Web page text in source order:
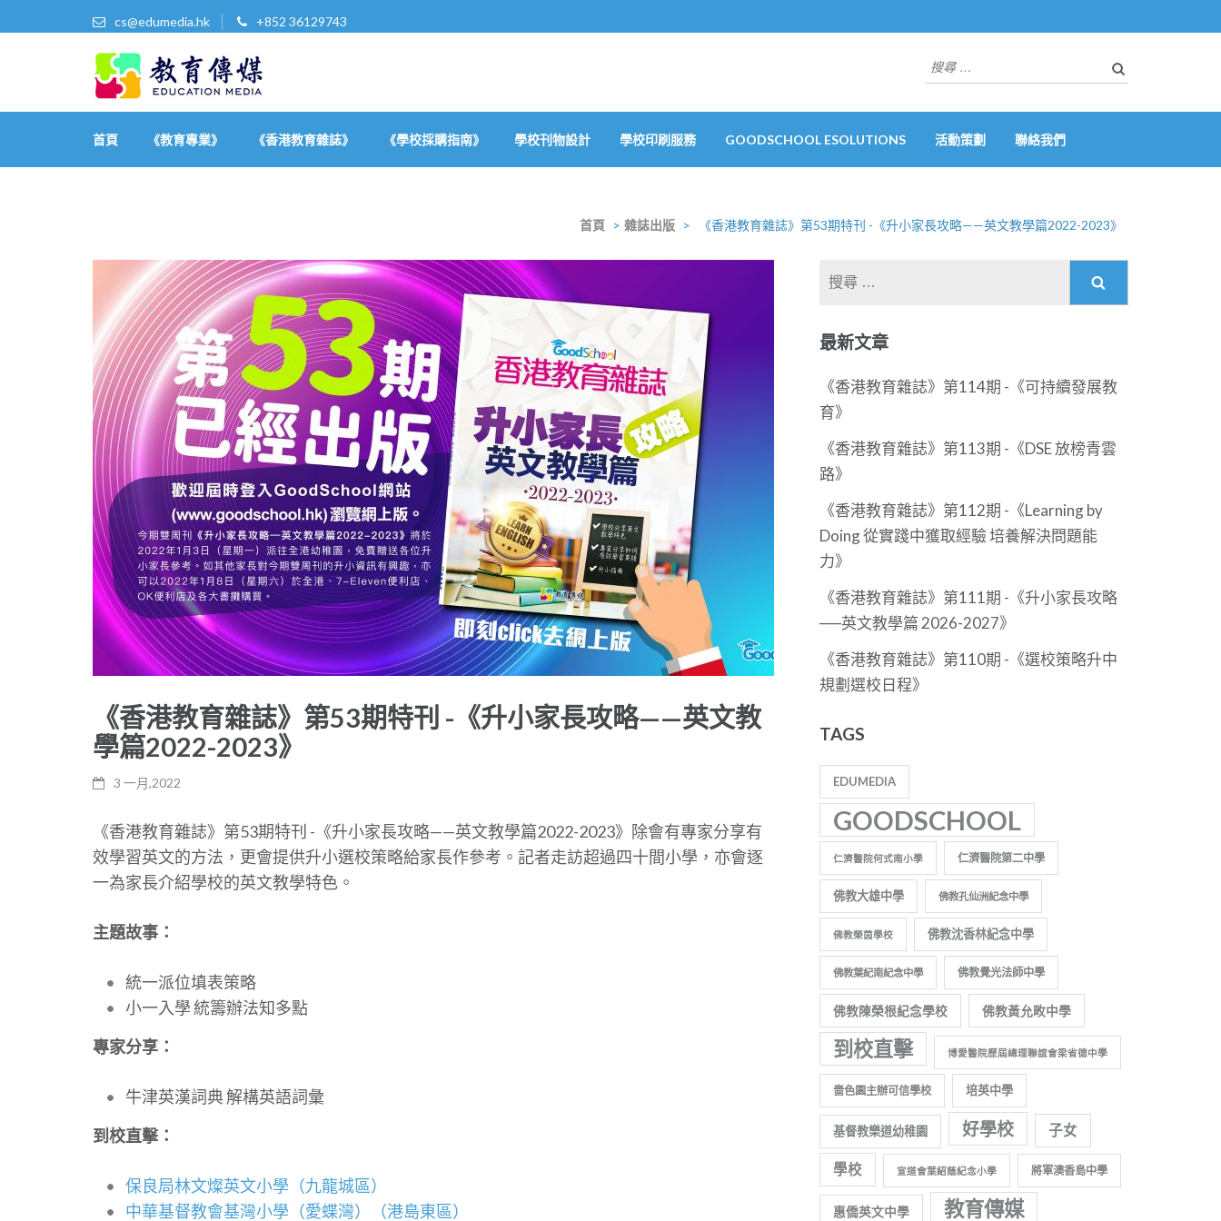
cs@edumedia.hk +852 36129743
教育傳媒集團有限公司
搜
尋
關
於：
首頁 《教育專業》 《香港教育雜誌》 《學校採購指南》 學校刊物設計 學校印刷服務 GOODSCHOOL ESOLUTIONS 活動策劃 聯絡我們
首頁 > 雜誌出版 > 《香港教育雜誌》第53期特刊 -《升小家長攻略——英文教學篇2022-2023》
《香港教育雜誌》第53期特刊 -《升小家長攻略——英文教
學篇2022-2023》
3 一月,2022
《香港教育雜誌》第53期特刊 -《升小家長攻略——英文教學篇2022-2023》除會有專家分享有
效學習英文的方法，更會提供升小選校策略給家長作參考。記者走訪超過四十間小學，亦會逐
一為家長介紹學校的英文教學特色。
主題故事：
統一派位填表策略
小一入學 統籌辦法知多點
專家分享：
牛津英漢詞典 解構英語詞彙
到校直擊：
保良局林文燦英文小學（九龍城區）
中華基督教會基灣小學（愛蝶灣）（港島東區）
最新文章
《香港教育雜誌》第114期 -《可持續發展教
育》
《香港教育雜誌》第113期 -《DSE 放榜青雲
路》
《香港教育雜誌》第112期 -《Learning by
Doing 從實踐中獲取經驗 培養解決問題能
力》
《香港教育雜誌》第111期 -《升小家長攻略
──英文教學篇 2026-2027》
《香港教育雜誌》第110期 -《選校策略升中
規劃選校日程》
TAGS
EDUMEDIA
GOODSCHOOL
仁濟醫院何式南小學 仁濟醫院第二中學
佛教大雄中學 佛教孔仙洲紀念中學
佛教榮茵學校 佛教沈香林紀念中學
佛教葉紀南紀念中學 佛教覺光法師中學
佛教陳榮根紀念學校 佛教黃允畋中學
到校直擊 博愛醫院歷屆總理聯誼會梁省德中學
嗇色園主辦可信學校 培英中學
基督教樂道幼稚園 好學校 子女
學校 宣道會葉紹蔭紀念小學 將軍澳香島中學
惠僑英文中學 教育傳媒